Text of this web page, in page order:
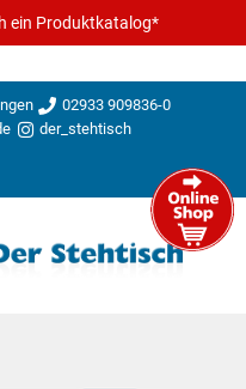
ein Produktkatalog*
02933 909836-0
der_stehtisch